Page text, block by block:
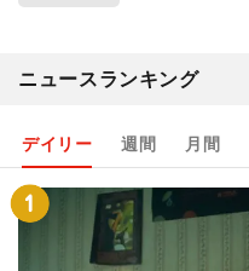
ニュースランキング
デイリー 週間 月間